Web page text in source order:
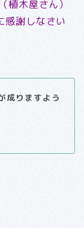
植木屋さん）
謝しなさい
成りますよう